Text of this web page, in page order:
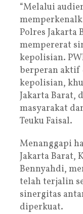
“Melalui
Polres Jakarta
mempererat
kepolisian.
berperan aktif
kepolisian,
Jakarta Barat,
masyarakat
Teuku Faisal.
Menanggapi
Jakarta Barat,
Bennyahdi,
telah terjalin
sinergitas
diperkuat.